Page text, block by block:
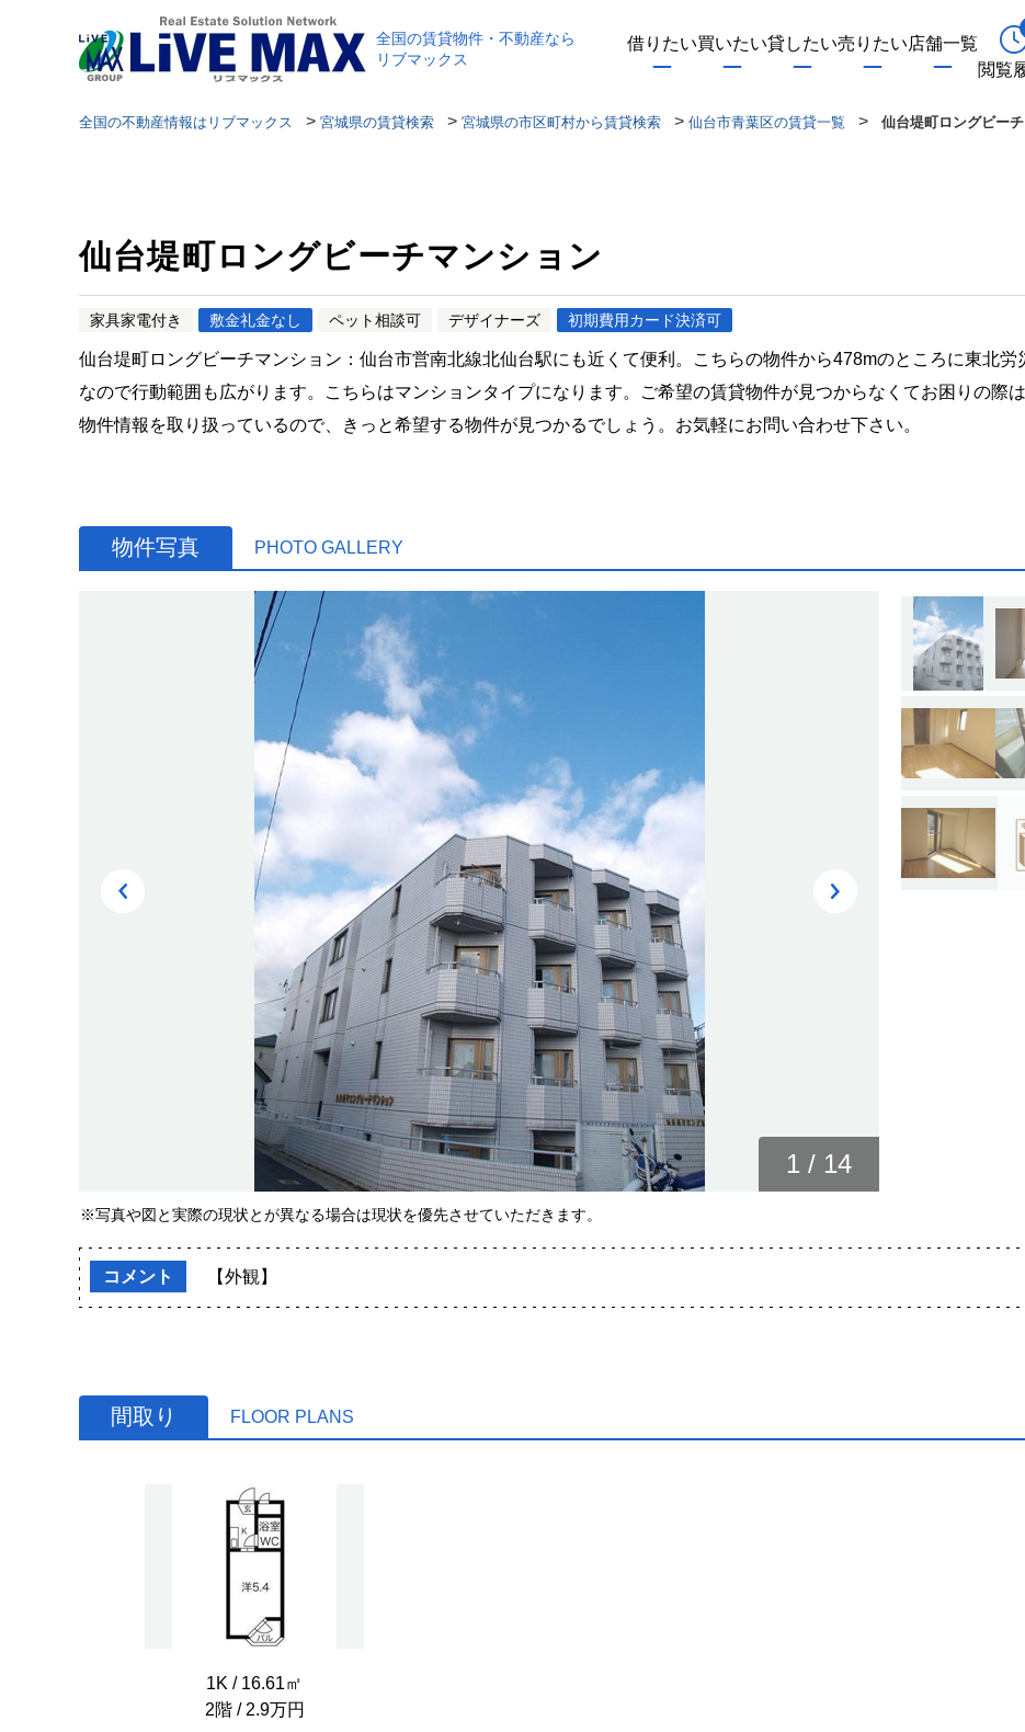
全国の賃貸物件・不動産なら
リブマックス
借りたい買いたい貸したい売りたい店舗一覧
閲覧
全国の不動産情報はリブマックス > 宮城県の賃貸検索 > 宮城県の市区町村から賃貸検索 > 仙台市青葉区の賃貸一覧 > 仙台堤町ロングビー
仙台堤町ロングビーチマンション
家具家電付き 敷金礼金なし ペット相談可 デザイナーズ 初期費用カード決済可
仙台堤町ロングビーチマンション：仙台市営南北線北仙台駅にも近くて便利。こちらの物件から478mのところに東北
なので行動範囲も広がります。こちらはマンションタイプになります。ご希望の賃貸物件が見つからなくてお困りの際
物件情報を取り扱っているので、きっと希望する物件が見つかるでしょう。お気軽にお問い合わせ下さい。
物件写真 PHOTO GALLERY
1 / 14
※写真や図と実際の現状とが異なる場合は現状を優先させていただきます。
コメント 【外観】
間取り FLOOR PLANS
1K / 16.61㎡
2階 / 2.9万円